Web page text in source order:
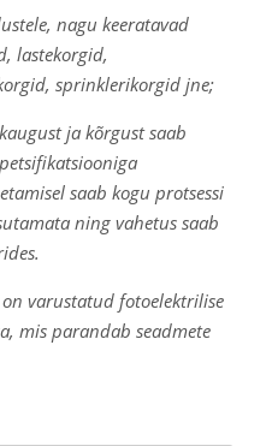
nagu keeratavad
lastekorgid,
sprinklerikorgid jne;
ja kõrgust saab
saab kogu protsessi
ning vahetus saab
varustatud fotoelektrilise
mis parandab seadmete